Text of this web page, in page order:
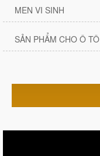
MEN VI SINH
SẢN PHẨM CHO Ô TÔ